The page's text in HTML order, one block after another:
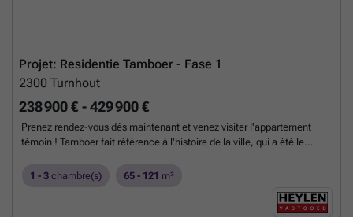
Projet: Residentie Tamboer - Fase 1
2300 Turnhout
238 900 € - 429 900 €
Prenez rendez-vous dès maintenant et venez visiter l'appartement
témoin ! Tamboer fait référence à l'histoire de la ville, qui a été le
d'appartements de qualité et lumineux. Tous labellisés A, ils sont très
système de ventilation D, récupération des eaux de pluie, etc. Grâce
1 - 3 chambre(s) 65 - 121 m²